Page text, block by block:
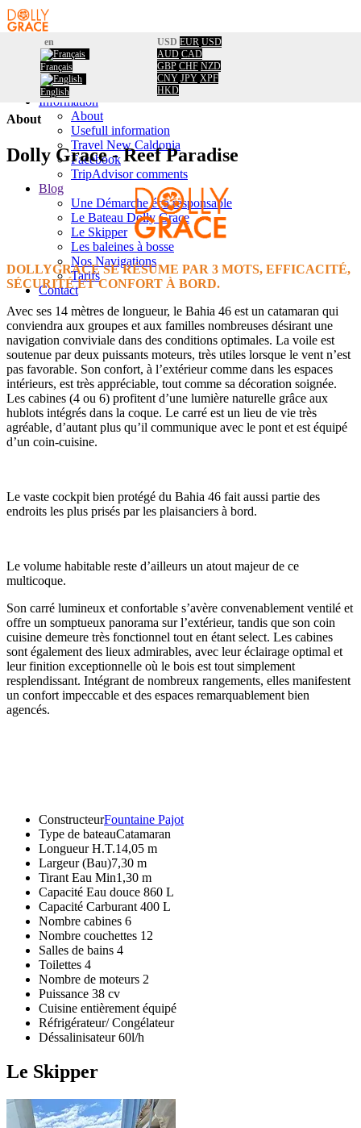
en
Français
English
USD EUR USD
AUD CAD
GBP CHF NZD
CNY JPY XPF
HKD
Home
Booking
Calendar
Information
About
Usefull information
Travel New Caldonia
Facebook
TripAdvisor comments
Blog
Une Démarche éco responsable
Le Bateau Dolly Grace
Le Skipper
Les baleines à bosse
Nos Navigations
Tarifs
Contact
Home/
About
About
Dolly Grace - Reef Paradise
DOLLYGRACE SE RÉSUME PAR 3 MOTS, EFFICACITÉ,
SÉCURITÉ ET CONFORT À BORD.
Avec ses 14 mètres de longueur, le Bahia 46 est un catamaran qui
conviendra aux groupes et aux familles nombreuses désirant une
navigation conviviale dans des conditions optimales. La voile est
soutenue par deux puissants moteurs, très utiles lorsque le vent n’est
pas favorable. Son confort, à l’extérieur comme dans les espaces
intérieurs, est très appréciable, tout comme sa décoration soignée.
Les cabines (4 ou 6) profitent d’une lumière naturelle grâce aux
hublots intégrés dans la coque. Le carré est un lieu de vie très
agréable, d’autant plus qu’il communique avec le pont et est équipé
d’un coin-cuisine.
Le vaste cockpit bien protégé du Bahia 46 fait aussi partie des
endroits les plus prisés par les plaisanciers à bord.
Le volume habitable reste d’ailleurs un atout majeur de ce
multicoque.
Son carré lumineux et confortable s’avère convenablement ventilé et
offre un somptueux panorama sur l’extérieur, tandis que son coin
cuisine demeure très fonctionnel tout en étant select. Les cabines
sont également des lieux admirables, avec leur éclairage optimal et
leur finition exceptionnelle où le bois est tout simplement
resplendissant. Intégrant de nombreux rangements, elles manifestent
un confort impeccable et des espaces remarquablement bien
agencés.
ConstructeurFountaine Pajot
Type de bateauCatamaran
Longueur H.T.14,05 m
Largeur (Bau)7,30 m
Tirant Eau Min1,30 m
Capacité Eau douce 860 L
Capacité Carburant 400 L
Nombre cabines 6
Nombre couchettes 12
Salles de bains 4
Toilettes 4
Nombre de moteurs 2
Puissance 38 cv
Cuisine entièrement équipé
Réfrigérateur/ Congélateur
Déssalinisateur 60l/h
Le Skipper